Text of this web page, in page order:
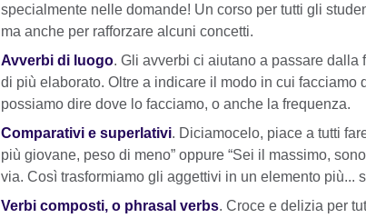
specialmente nelle domande! Un corso per tutti gli
ma anche per rafforzare alcuni concetti.
Avverbi di luogo. Gli avverbi ci aiutano a passare dalla
di più elaborato. Oltre a indicare il modo in cui facciamo
possiamo dire dove lo facciamo, o anche la frequenza.
Comparativi e superlativi. Diciamocelo, piace a tutti
più giovane, peso di meno” oppure “Sei il massimo,
via. Così trasformiamo gli aggettivi in un elemento più...
Verbi composti, o phrasal verbs. Croce e delizia per